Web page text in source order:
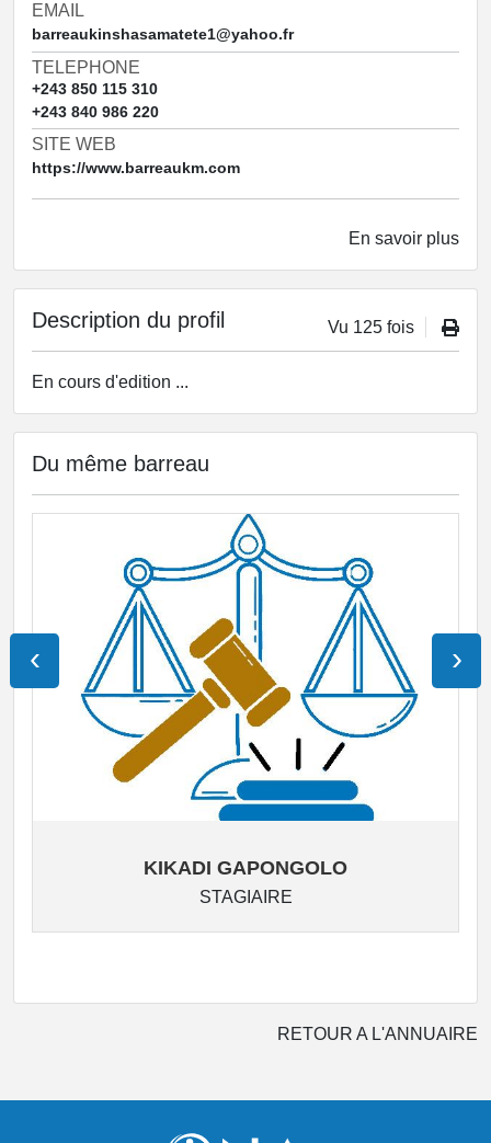
EMAIL
barreaukinshasamatete1@yahoo.fr
TELEPHONE
+243 850 115 310
+243 840 986 220
SITE WEB
https://www.barreaukm.com
En savoir plus
Description du profil Vu 125 fois
En cours d'edition ...
Du même barreau
KIKADI GAPONGOLO
STAGIAIRE
‹ ›
RETOUR A L'ANNUAIRE